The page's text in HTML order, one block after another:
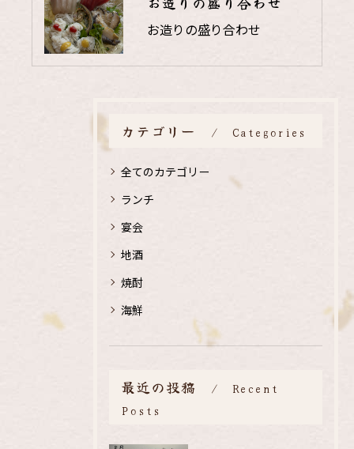
お造りの盛り合わせ
カテゴリー Categories
全てのカテゴリー
ランチ
宴会
地酒
焼酎
海鮮
最近の投稿
Recent
Posts